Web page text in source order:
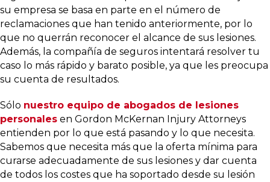
su empresa se basa en parte en el número de
reclamaciones que han tenido anteriormente, por lo
que no querrán reconocer el alcance de sus lesiones.
Además, la compañía de seguros intentará resolver tu
caso lo más rápido y barato posible, ya que les preocupa
su cuenta de resultados.
Sólo nuestro equipo de abogados de lesiones
personales en Gordon McKernan Injury Attorneys
entienden por lo que está pasando y lo que necesita.
Sabemos que necesita más que la oferta mínima para
curarse adecuadamente de sus lesiones y dar cuenta
de todos los costes que ha soportado desde su lesión